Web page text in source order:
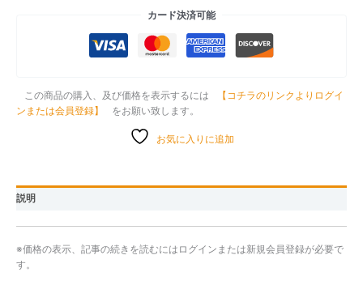
カード決済可能
この商品の購入、及び価格を表示するには
【コチラのリンクよりログイ
ンまたは会員登録】
をお願い致します。
お気に入りに追加
説明
※価格の表示、記事の続きを読むにはログインまたは新規会員登録が必要で
す。